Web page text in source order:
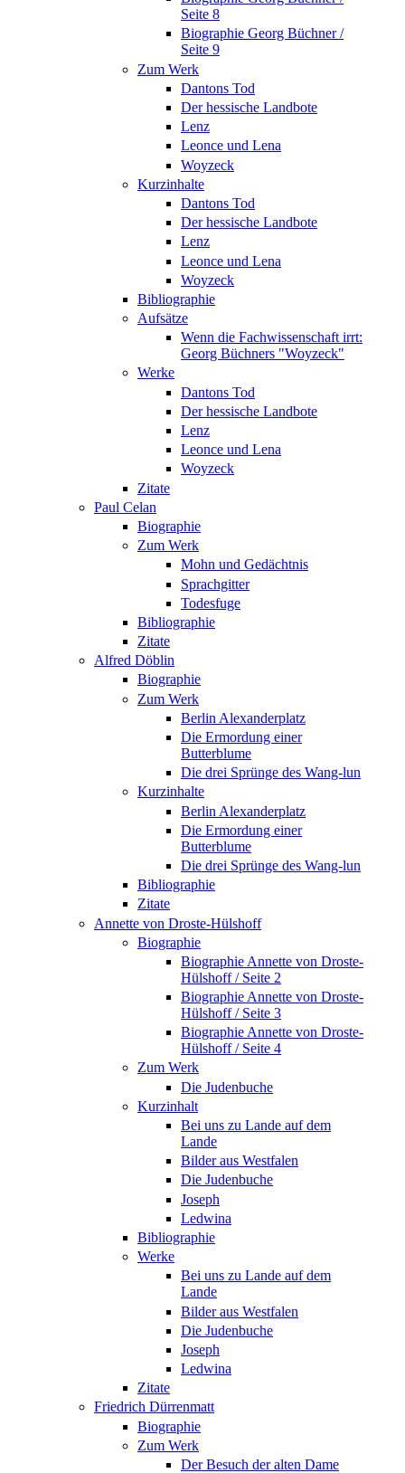
Seite 8
Biographie Georg Büchner /
Seite 9
Zum Werk
Dantons Tod
Der hessische Landbote
Lenz
Leonce und Lena
Woyzeck
Kurzinhalte
Dantons Tod
Der hessische Landbote
Lenz
Leonce und Lena
Woyzeck
Bibliographie
Aufsätze
Wenn die Fachwissenschaft irrt:
Georg Büchners "Woyzeck"
Werke
Dantons Tod
Der hessische Landbote
Lenz
Leonce und Lena
Woyzeck
Zitate
Paul Celan
Biographie
Zum Werk
Mohn und Gedächtnis
Sprachgitter
Todesfuge
Bibliographie
Zitate
Alfred Döblin
Biographie
Zum Werk
Berlin Alexanderplatz
Die Ermordung einer
Butterblume
Die drei Sprünge des Wang-lun
Kurzinhalte
Berlin Alexanderplatz
Die Ermordung einer
Butterblume
Die drei Sprünge des Wang-lun
Bibliographie
Zitate
Annette von Droste-Hülshoff
Biographie
Biographie Annette von Droste-
Hülshoff / Seite 2
Biographie Annette von Droste-
Hülshoff / Seite 3
Biographie Annette von Droste-
Hülshoff / Seite 4
Zum Werk
Die Judenbuche
Kurzinhalt
Bei uns zu Lande auf dem
Lande
Bilder aus Westfalen
Die Judenbuche
Joseph
Ledwina
Bibliographie
Werke
Bei uns zu Lande auf dem
Lande
Bilder aus Westfalen
Die Judenbuche
Joseph
Ledwina
Zitate
Friedrich Dürrenmatt
Biographie
Zum Werk
Der Besuch der alten Dame